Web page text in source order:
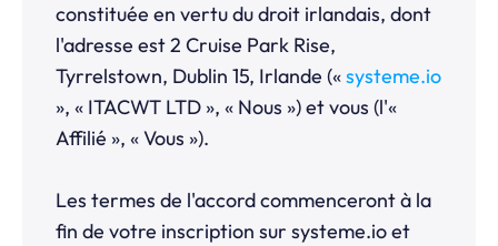
constituée en vertu du droit irlandais, dont
l'adresse est 2 Cruise Park Rise,
Tyrrelstown, Dublin 15, Irlande («systeme.io
», « ITACWT LTD », « Nous ») et vous (l'«
Affilié », « Vous »).
Les termes de l'accord commenceront à la
fin de votre inscription sur systeme.io et